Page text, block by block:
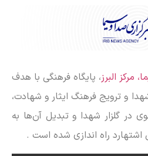
مرکز البرز، پایگاه فرهنگی با هدف
و ترویج فرهنگ ایثار و شهادت،
در گلزار شهدا و تبدیل آن‌ها به
راه اندازی شده است .